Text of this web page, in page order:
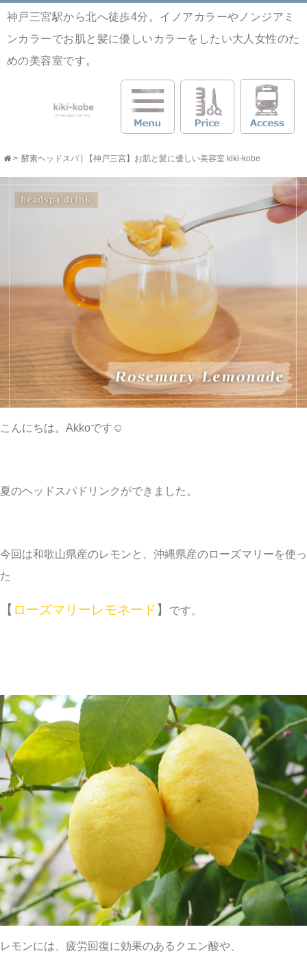
神戸三宮駅から北へ徒歩4分。イノアカラーやノンジアミ
ンカラーでお肌と髪に優しいカラーをしたい大人女性のた
めの美容室です。
> 酵素ヘッドスパ | 【神戸三宮】お肌と髪に優しい美容室 kiki-kobe
こんにちは。Akkoです☺︎
夏のヘッドスパドリンクができました。
今回は和歌山県産のレモンと、沖縄県産のローズマリーを使っ
た
【 ローズマリーレモネード 】 です。
レモンには、疲労回復に効果のあるクエン酸や、